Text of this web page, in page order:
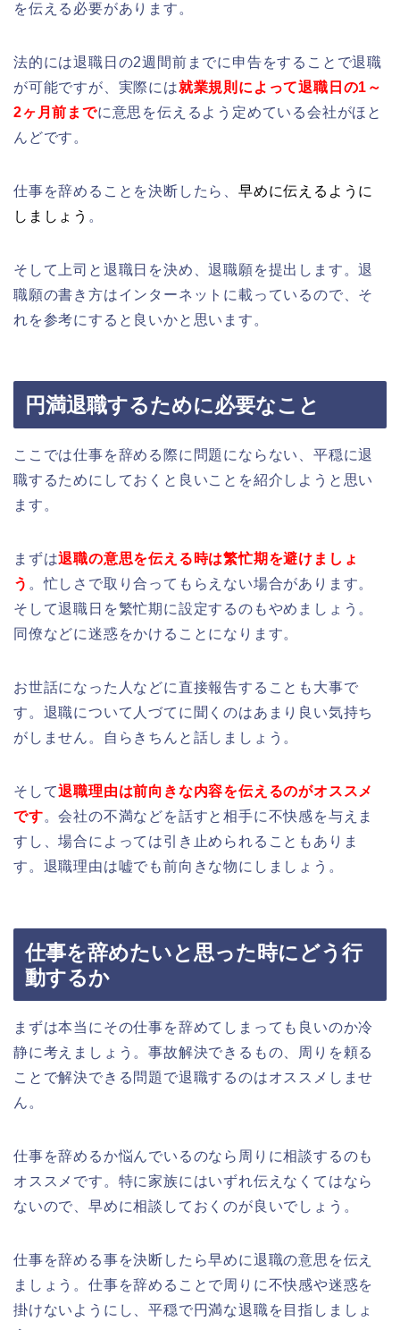
を伝える必要があります。
法的には退職日の2週間前までに申告をすることで退職
が可能ですが、実際には就業規則によって退職日の1～
2ヶ月前までに意思を伝えるよう定めている会社がほと
んどです。
仕事を辞めることを決断したら、 早めに伝えるように
しましょう 。
そして上司と退職日を決め、退職願を提出します。退
職願の書き方はインターネットに載っているので、そ
れを参考にすると良いかと思います。
円満退職するために必要なこと
ここでは仕事を辞める際に問題にならない、平穏に退
職するためにしておくと良いことを紹介しようと思い
ます。
まずは退職の意思を伝える時は繁忙期を避けましょ
う 。忙しさで取り合ってもらえない場合があります。
そして退職日を繁忙期に設定するのもやめましょう。
同僚などに迷惑をかけることになります。
お世話になった人などに直接報告することも大事で
す。退職について人づてに聞くのはあまり良い気持ち
がしません。自らきちんと話しましょう。
そして退職理由は前向きな内容を伝えるのがオススメ
です。会社の不満などを話すと相手に不快感を与えま
すし、場合によっては引き止められることもありま
す。退職理由は嘘でも前向きな物にしましょう。
仕事を辞めたいと思った時にどう行
動するか
まずは本当にその仕事を辞めてしまっても良いのか冷
静に考えましょう。事故解決できるもの、周りを頼る
ことで解決できる問題で退職するのはオススメしませ
ん。
仕事を辞めるか悩んでいるのなら周りに相談するのも
オススメです。特に家族にはいずれ伝えなくてはなら
ないので、早めに相談しておくのが良いでしょう。
仕事を辞める事を決断したら早めに退職の意思を伝え
ましょう。仕事を辞めることで周りに不快感や迷惑を
掛けないようにし、平穏で円満な退職を目指しましょ